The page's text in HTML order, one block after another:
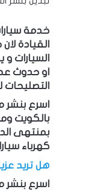
خدمة
القيادة لان خدماتنا
السيارات
او حدوث
اسرع
بالكويت
بمنتهى
كهرباء
هل تريد
اسرع بنشر